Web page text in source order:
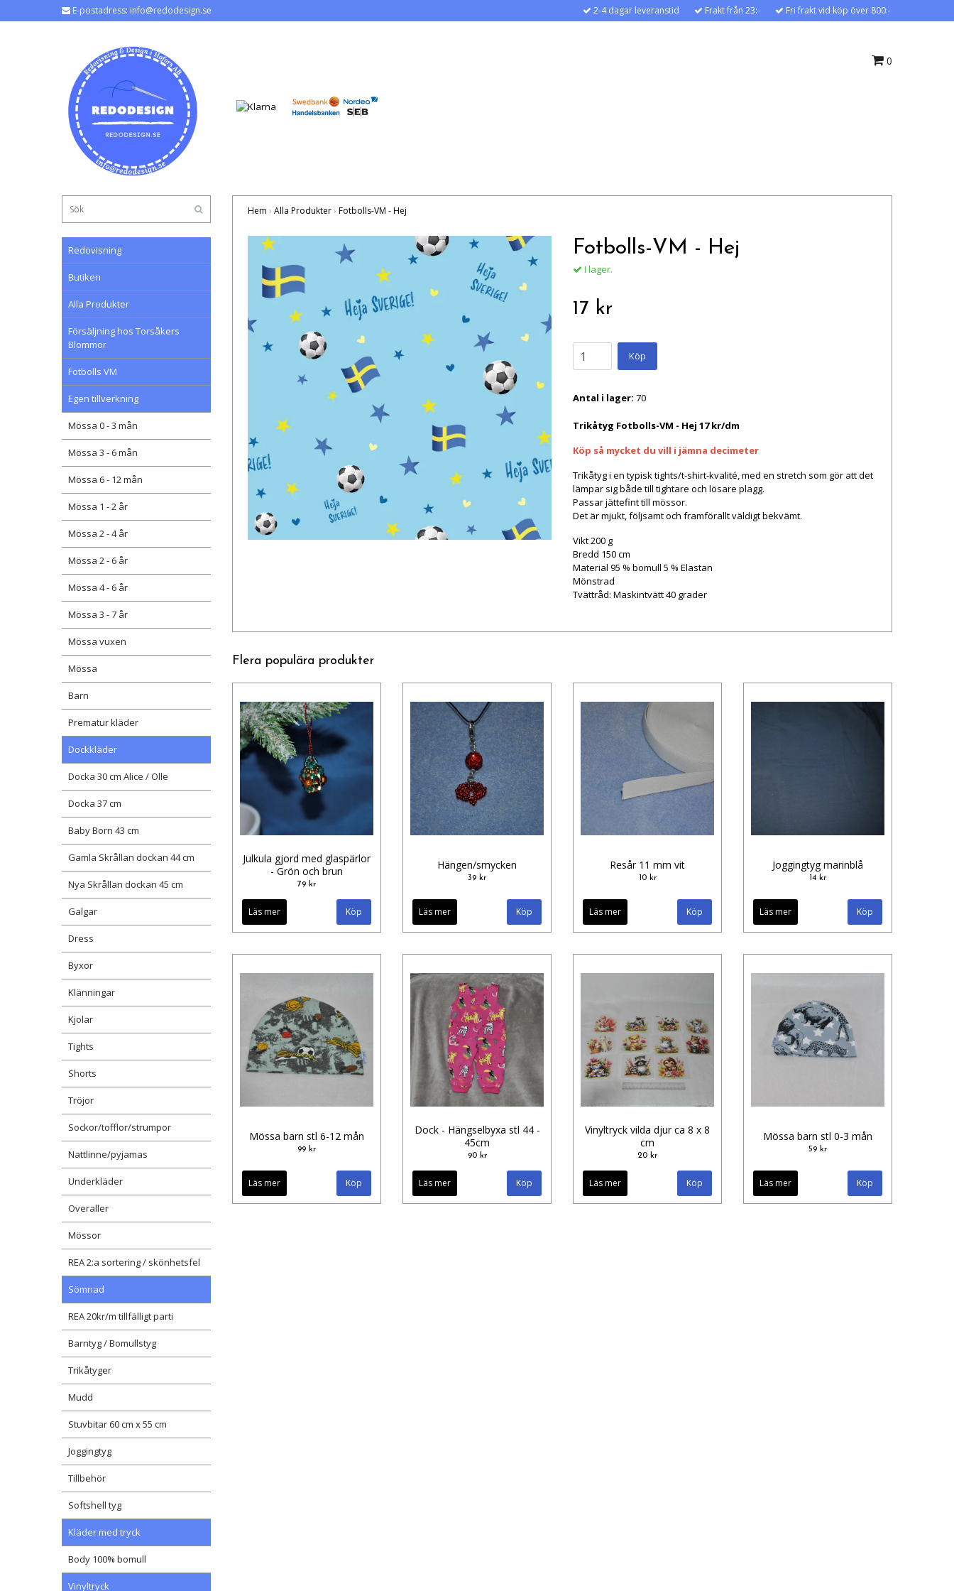
E-postadress: info@redodesign.se 2-4 dagar leveranstid Frakt från 23:- Fri frakt vid köp över 800:-
0
Redovisning
Butiken
Alla Produkter
Försäljning hos Torsåkers
Blommor
Fotbolls VM
Egen tillverkning
Mössa 0 - 3 mån
Mössa 3 - 6 mån
Mössa 6 - 12 mån
Mössa 1 - 2 år
Mössa 2 - 4 år
Mössa 2 - 6 år
Mössa 4 - 6 år
Mössa 3 - 7 år
Mössa vuxen
Mössa
Barn
Prematur kläder
Dockkläder
Docka 30 cm Alice / Olle
Docka 37 cm
Baby Born 43 cm
Gamla Skrållan dockan 44 cm
Nya Skrållan dockan 45 cm
Galgar
Dress
Byxor
Klänningar
Kjolar
Tights
Shorts
Tröjor
Sockor/tofflor/strumpor
Nattlinne/pyjamas
Underkläder
Overaller
Mössor
REA 2:a sortering / skönhetsfel
Sömnad
REA 20kr/m tillfälligt parti
Barntyg / Bomullstyg
Trikåtyger
Mudd
Stuvbitar 60 cm x 55 cm
Joggingtyg
Tillbehör
Softshell tyg
Kläder med tryck
Body 100% bomull
Vinyltryck
Hem › Alla Produkter› Fotbolls-VM - Hej
Fotbolls-VM - Hej
I lager.
17 kr
Köp
Antal i lager: 70
Trikåtyg Fotbolls-VM - Hej 17 kr/dm
Köp så mycket du vill i jämna decimeter
Trikåtyg i en typisk tights/t-shirt-kvalité, med en stretch som gör att det
lämpar sig både till tightare och lösare plagg.
Passar jättefint till mössor.
Det är mjukt, följsamt och framförallt väldigt bekvämt.
Vikt 200 g
Bredd 150 cm
Material 95 % bomull 5 % Elastan
Mönstrad
Tvättråd: Maskintvätt 40 grader
Flera populära produkter
Julkula gjord med glaspärlor
- Grön och brun
79 kr
Läs mer
Hängen/smycken
39 kr
Läs mer
Resår 11 mm vit
10 kr
Läs mer
Joggingtyg marinblå
14 kr
Läs mer
Mössa barn stl 6-12 mån
99 kr
Läs mer
Dock - Hängselbyxa stl 44 -
45cm
90 kr
Läs mer
Vinyltryck vilda djur ca 8 x 8
cm
20 kr
Läs mer Köp
Mössa barn stl 0-3 mån
59 kr
Läs mer